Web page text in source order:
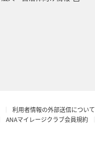
利用者情報の外部送信について
ANAマイレージクラブ会員規約